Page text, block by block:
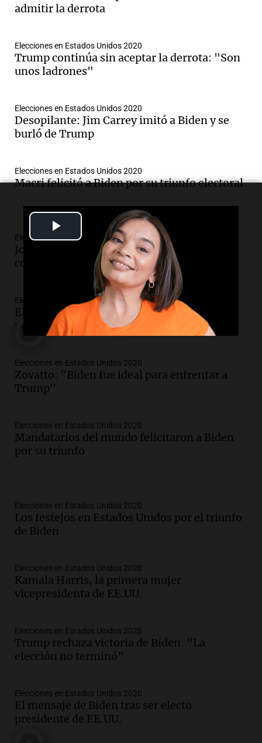
Video
admitir la derrota
Elecciones en Estados Unidos 2020
Trump continúa sin aceptar la derrota: "Son
unos ladrones"
Elecciones en Estados Unidos 2020
Desopilante: Jim Carrey imitó a Biden y se
burló de Trump
Elecciones en Estados Unidos 2020
Macri felicitó a Biden por su triunfo electoral
Elecciones en Estados Unidos 2020
Joe Biden: "Fue una victoria clara y
convincente"
Elecciones en Estados Unidos 2020
El mensaje de Alberto y CFK para Joe Biden
por su victoria
Elecciones en Estados Unidos 2020
Zovatto: "Biden fue ideal para enfrentar a
Trump"
Elecciones en Estados Unidos 2020
Mandatarios del mundo felicitaron a Biden
por su triunfo
Elecciones en Estados Unidos 2020
Los festejos en Estados Unidos por el triunfo
de Biden
Elecciones en Estados Unidos 2020
Kamala Harris, la primera mujer
vicepresidenta de EE.UU.
Elecciones en Estados Unidos 2020
Trump rechaza victoria de Biden: "La
elección no terminó"
Elecciones en Estados Unidos 2020
El mensaje de Biden tras ser electo
presidente de EE.UU.